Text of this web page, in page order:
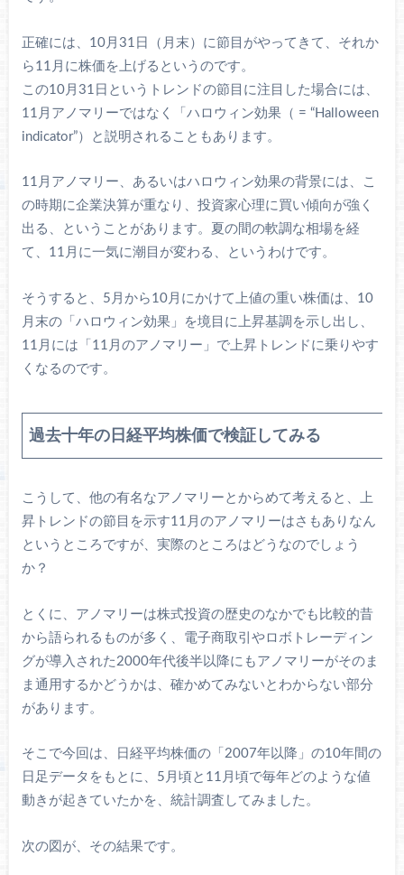
正確には、10月31日（月末）に節目がやってきて、それか
ら11月に株価を上げるというのです。
この10月31日というトレンドの節目に注目した場合には、
11月アノマリーではなく「ハロウィン効果（ = “Halloween
indicator”）と説明されることもあります。
11月アノマリー、あるいはハロウィン効果の背景には、こ
の時期に企業決算が重なり、投資家心理に買い傾向が強く
出る、ということがあります。夏の間の軟調な相場を経
て、11月に一気に潮目が変わる、というわけです。
そうすると、5月から10月にかけて上値の重い株価は、10
月末の「ハロウィン効果」を境目に上昇基調を示し出し、
11月には「11月のアノマリー」で上昇トレンドに乗りやす
くなるのです。
過去十年の日経平均株価で検証してみる
こうして、他の有名なアノマリーとからめて考えると、上
昇トレンドの節目を示す11月のアノマリーはさもありなん
というところですが、実際のところはどうなのでしょう
か？
とくに、アノマリーは株式投資の歴史のなかでも比較的昔
から語られるものが多く、電子商取引やロボトレーディン
グが導入された2000年代後半以降にもアノマリーがそのま
ま通用するかどうかは、確かめてみないとわからない部分
があります。
そこで今回は、日経平均株価の「2007年以降」の10年間の
日足データをもとに、5月頃と11月頃で毎年どのような値
動きが起きていたかを、統計調査してみました。
次の図が、その結果です。